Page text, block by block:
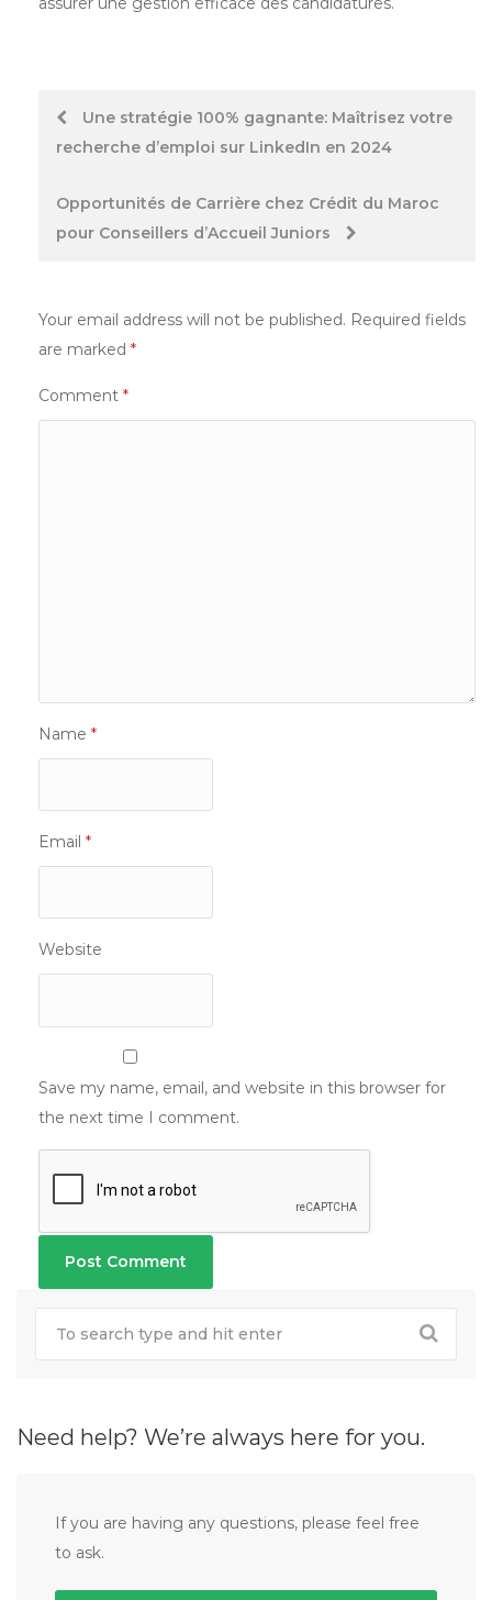
PostUne stratégie 100% gagnante: Maîtrisez votre
recherche d’emploi sur LinkedIn en 2024
Opportunités de Carrière chez Crédit du Maroc
pour Conseillers d’Accueil Juniors
Your email address will not be published. Required fields
are marked *
Comment *
Name *
Email *
Website
Save my name, email, and website in this browser for
the next time I comment.
Need help? We’re always here for you.
If you are having any questions, please feel free
to ask.